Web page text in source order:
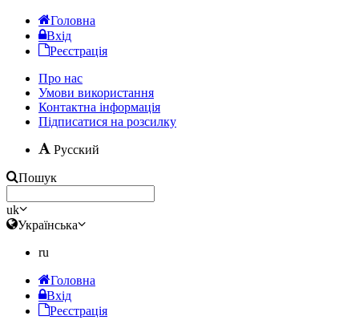
Головна
Вхід
Реєстрація
Про нас
Умови використання
Контактна інформація
Підписатися на розсилку
Русский
Пошук
uk
Українська
ru
Головна
Вхід
Реєстрація